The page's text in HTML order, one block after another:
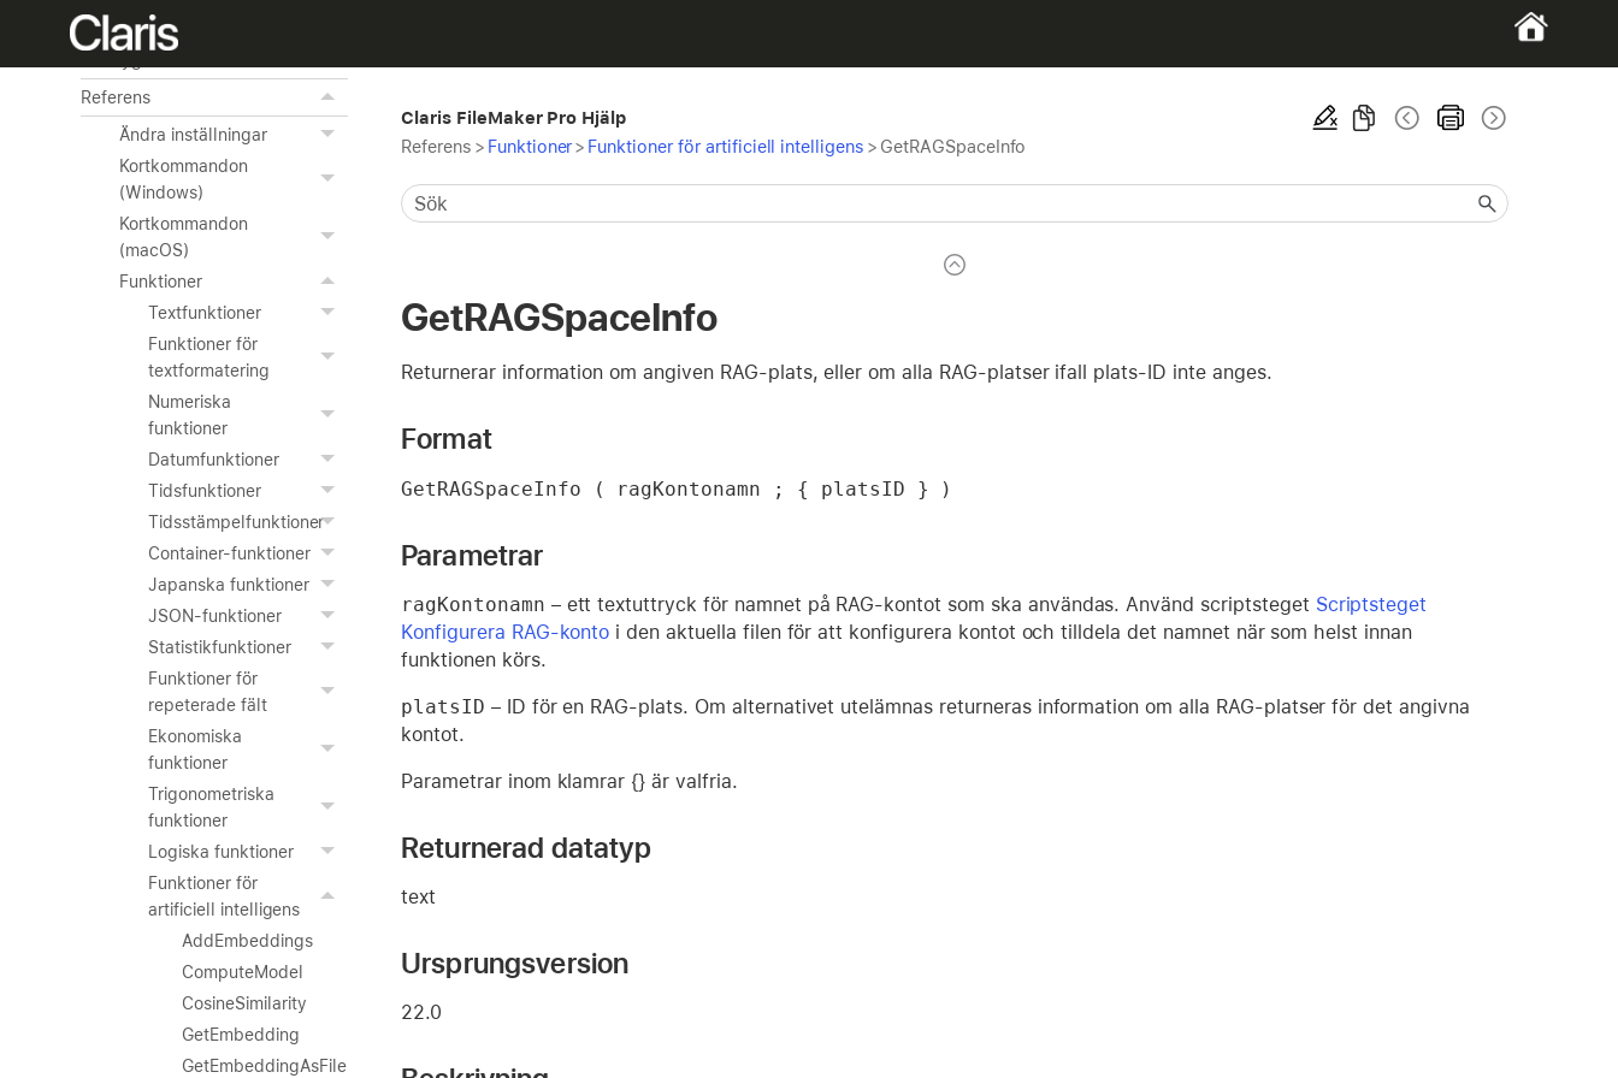
Använda avancerade
Referens
Ändra inställningar
Kortkommandon
(Windows)
Kortkommandon
(macOS)
Funktioner
Textfunktioner
Funktioner för
textformatering
Numeriska
funktioner
Datumfunktioner
Tidsfunktioner
Tidsstämpelfunktioner
Container-funktioner
Japanska funktioner
JSON-funktioner
Statistikfunktioner
Funktioner för
repeterade fält
Ekonomiska
funktioner
Trigonometriska
funktioner
Logiska funktioner
Funktioner för
artificiell intelligens
AddEmbeddings
ComputeModel
CosineSimilarity
GetEmbedding
GetEmbeddingAsFile
Claris FileMaker Pro Hjälp
Referens > Funktioner> Funktioner för artificiell intelligens > GetRAGSpaceInfo
GetRAGSpaceInfo
Returnerar information om angiven RAG-plats, eller om alla RAG-platser ifall plats-ID inte anges.
Format
GetRAGSpaceInfo ( ragKontonamn ; { platsID } )
Parametrar
ragKontonamn – ett textuttryck för namnet på RAG-kontot som ska användas. Använd scriptsteget Scriptsteget
Konfigurera RAG-konto i den aktuella filen för att konfigurera kontot och tilldela det namnet när som helst innan
funktionen körs.
platsID – ID för en RAG-plats. Om alternativet utelämnas returneras information om alla RAG-platser för det angivna
kontot.
Parametrar inom klamrar {} är valfria.
Returnerad datatyp
text
Ursprungsversion
22.0